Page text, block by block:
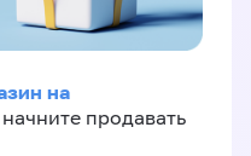
на
продавать